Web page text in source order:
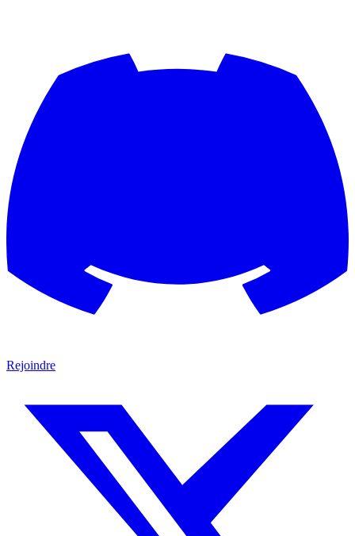
Rejoindre